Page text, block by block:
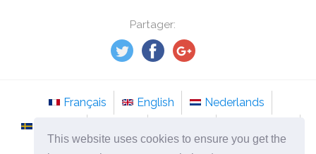
This website uses cookies to ensure you get the
Partager:
Français English
Nederlands
Românesc